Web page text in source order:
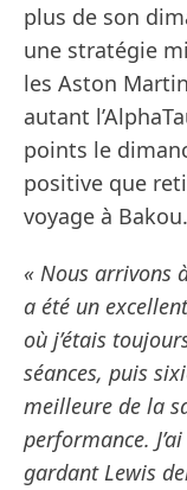
plus de son
une stratégie
les Aston
autant
points le
positive que
voyage à Bakou.
« Nous arrivons
a été un
où j’étais
séances, puis
meilleure de la
performance.
gardant Lewis